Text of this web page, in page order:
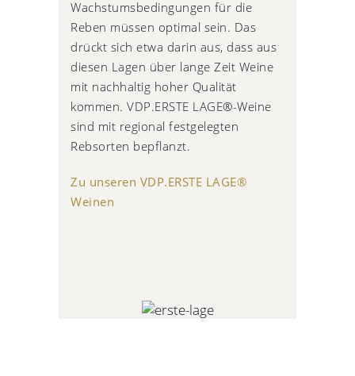
Wachstumsbedingungen für die
Reben müssen optimal sein. Das
drückt sich etwa darin aus, dass aus
diesen Lagen über lange Zeit Weine
mit nachhaltig hoher Qualität
kommen. VDP.ERSTE LAGE®-Weine
sind mit regional festgelegten
Rebsorten bepflanzt.
Zu unseren VDP.ERSTE LAGE®
Weinen